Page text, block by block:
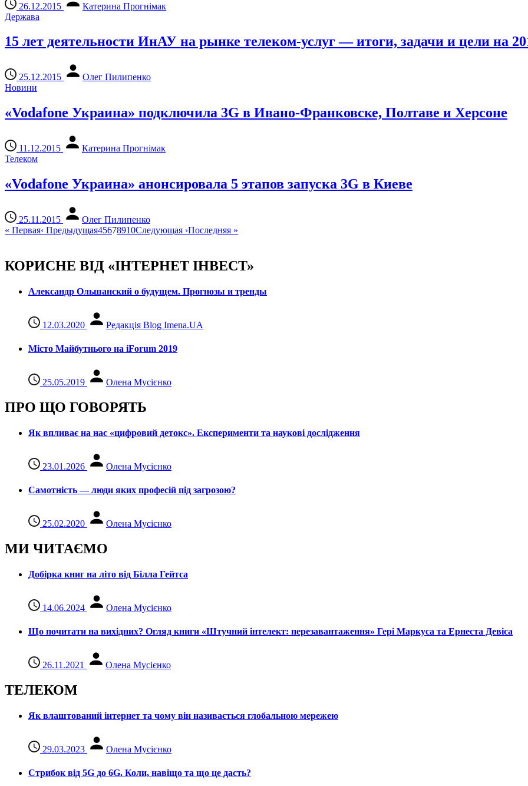
26.12.2015
Катерина Прогнімак
Держава
15 лет деятельности ИнАУ на рынке телеком-услуг — итоги, задачи и цели на
25.12.2015
Олег Пилипенко
Новини
«Vodafone Украина» подключила 3G в Ивано-Франковске, Полтаве и Херсоне
11.12.2015
Катерина Прогнімак
Телеком
«Vodafone Украина» анонсировала 5 этапов запуска 3G в Киеве
25.11.2015
Олег Пилипенко
« Первая‹ Предыдущая45678910Следующая ›Последняя »
КОРИСНЕ ВІД «ІНТЕРНЕТ ІНВЕСТ»
Александр Ольшанский о будущем. Прогнозы и тренды
12.03.2020 Редакція Blog Imena.UA
Місто Майбутнього на iForum 2019
25.05.2019 Олена Мусієнко
ПРО ЩО ГОВОРЯТЬ
Як впливає на нас «цифровий детокс». Експерименти та наукові дослідження
23.01.2026 Олена Мусієнко
Самотність — люди яких професій під загрозою?
25.02.2020 Олена Мусієнко
МИ ЧИТАЄМО
Добірка книг на літо від Білла Гейтса
14.06.2024 Олена Мусієнко
Що почитати на вихідних? Огляд книги «Штучний інтелект: перезавантаження» Гері Маркуса та Ернеста Девіса
26.11.2021 Олена Мусієнко
ТЕЛЕКОМ
Як влаштований інтернет та чому він називається глобальною мережею
29.03.2023 Олена Мусієнко
Стрибок від 5G до 6G. Коли, навіщо та що це даcть?